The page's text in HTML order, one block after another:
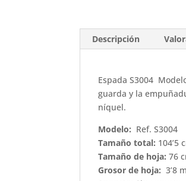
Descripción
Espada S3004
guarda y la
níquel.
Modelo: Ref. S3004
Tamaño total: 104’5
Tamaño de hoja:76
Grosor de hoja:3’8